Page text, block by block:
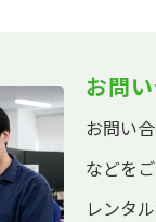
お問
お問い
などを
レンタ